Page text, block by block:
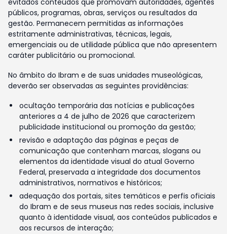
evitados conteúdos que promovam autoridades, agentes
públicos, programas, obras, serviços ou resultados da
gestão. Permanecem permitidas as informações
estritamente administrativas, técnicas, legais,
emergenciais ou de utilidade pública que não apresentem
caráter publicitário ou promocional.
No âmbito do Ibram e de suas unidades museológicas,
deverão ser observadas as seguintes providências:
ocultação temporária das notícias e publicações
anteriores a 4 de julho de 2026 que caracterizem
publicidade institucional ou promoção da gestão;
revisão e adaptação das páginas e peças de
comunicação que contenham marcas, slogans ou
elementos da identidade visual do atual Governo
Federal, preservada a integridade dos documentos
administrativos, normativos e históricos;
adequação dos portais, sites temáticos e perfis oficiais
do Ibram e de seus museus nas redes sociais, inclusive
quanto à identidade visual, aos conteúdos publicados e
aos recursos de interação;